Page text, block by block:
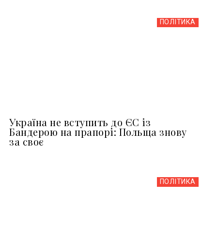
ПОЛІТИКА
Україна не вступить до ЄС із
Бандерою на прапорі: Польща знову
за своє
ПОЛІТИКА